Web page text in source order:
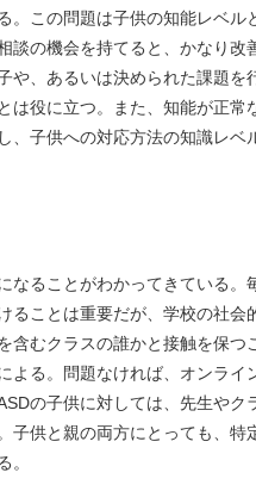
。この問題は子供の知能レベル
談の機会を持てると、かなり改
や、あるいは決められた課題を
役に立つ。また、知能が正常
子供への対応方法の知識レベ
なることがわかってきている。
ることは重要だが、学校の社会
含むクラスの誰かと接触を保つ
よる。問題なければ、オンライ
の子供に対しては、先生やク
子供と親の両方にとっても、特
。